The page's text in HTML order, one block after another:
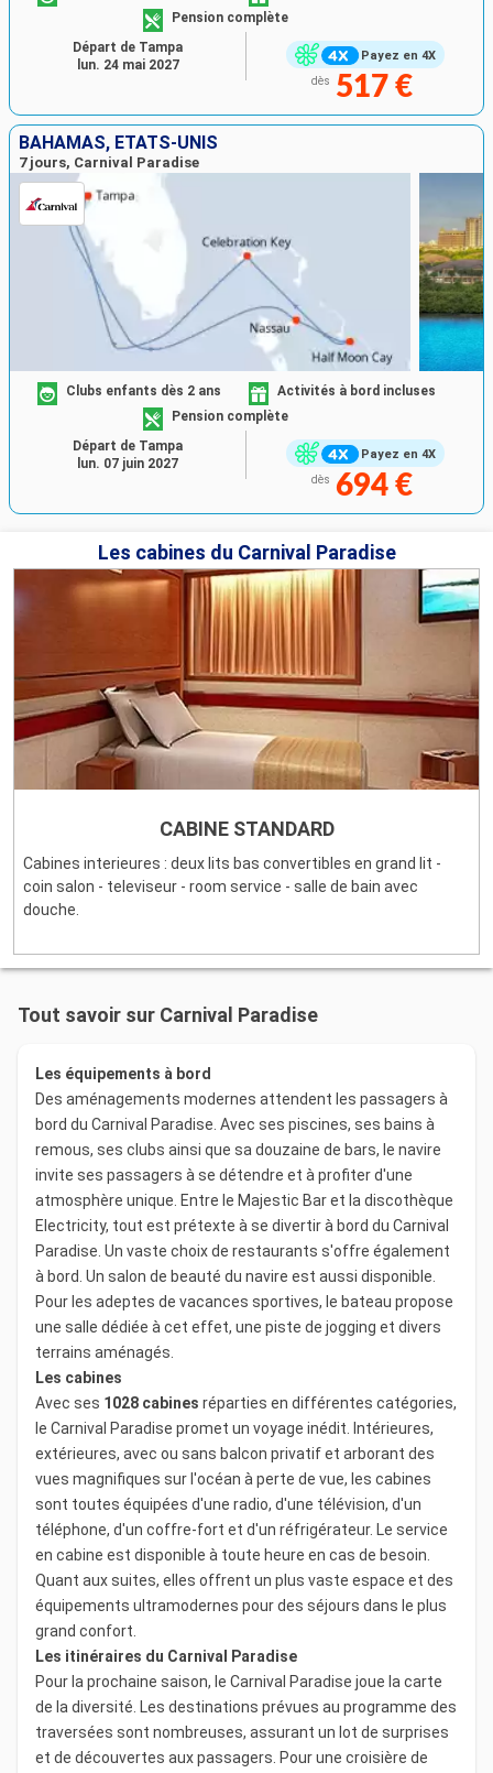
Payez en 4X
Pension complète
dès 517 €
Départ de Tampa
lun. 24 mai 2027
BAHAMAS, ÉTATS-UNIS
7 jours, Carnival Paradise
Payez en 4X
Clubs enfants dès 2 ans
Activités à bord incluses
Pension complète
dès 694 €
Départ de Tampa
lun. 07 juin 2027
Les cabines du Carnival Paradise
CABINE STANDARD
Cabines interieures : deux lits bas convertibles en grand lit -
coin salon - televiseur - room service - salle de bain avec
douche.
Tout savoir sur Carnival Paradise
Les équipements à bord
Des aménagements modernes attendent les passagers à
bord du Carnival Paradise. Avec ses piscines, ses bains à
remous, ses clubs ainsi que sa douzaine de bars, le navire
invite ses passagers à se détendre et à profiter d'une
atmosphère unique. Entre le Majestic Bar et la discothèque
Electricity, tout est prétexte à se divertir à bord du Carnival
Paradise. Un vaste choix de restaurants s'offre également
à bord. Un salon de beauté du navire est aussi disponible.
Pour les adeptes de vacances sportives, le bateau propose
une salle dédiée à cet effet, une piste de jogging et divers
terrains aménagés.
Les cabines
Avec ses 1028 cabines réparties en différentes catégories,
le Carnival Paradise promet un voyage inédit. Intérieures,
extérieures, avec ou sans balcon privatif et arborant des
vues magnifiques sur l'océan à perte de vue, les cabines
sont toutes équipées d'une radio, d'une télévision, d'un
téléphone, d'un coffre-fort et d'un réfrigérateur. Le service
en cabine est disponible à toute heure en cas de besoin.
Quant aux suites, elles offrent un plus vaste espace et des
équipements ultramodernes pour des séjours dans le plus
grand confort.
Les itinéraires du Carnival Paradise
Pour la prochaine saison, le Carnival Paradise joue la carte
de la diversité. Les destinations prévues au programme des
traversées sont nombreuses, assurant un lot de surprises
et de découvertes aux passagers. Pour une croisière de